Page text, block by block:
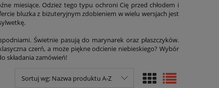
miesiące. Odzież tego typu ochroni Cię przed chłodem i
bluzka z biżuteryjnym zdobieniem w wielu wersjach jest
Świetnie pasują do marynarek oraz płaszczyków.
czerń, a może piękne odcienie niebieskiego? Wybór
składania zamówień!
Sortuj wg: Nazwa produktu A-Z